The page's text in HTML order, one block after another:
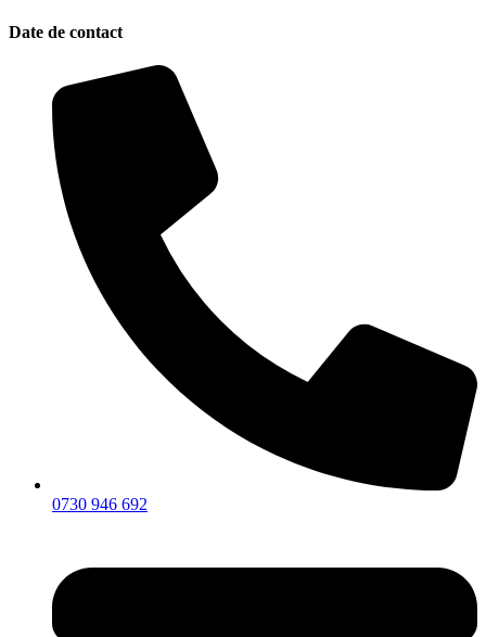
Date de contact
0730 946 692